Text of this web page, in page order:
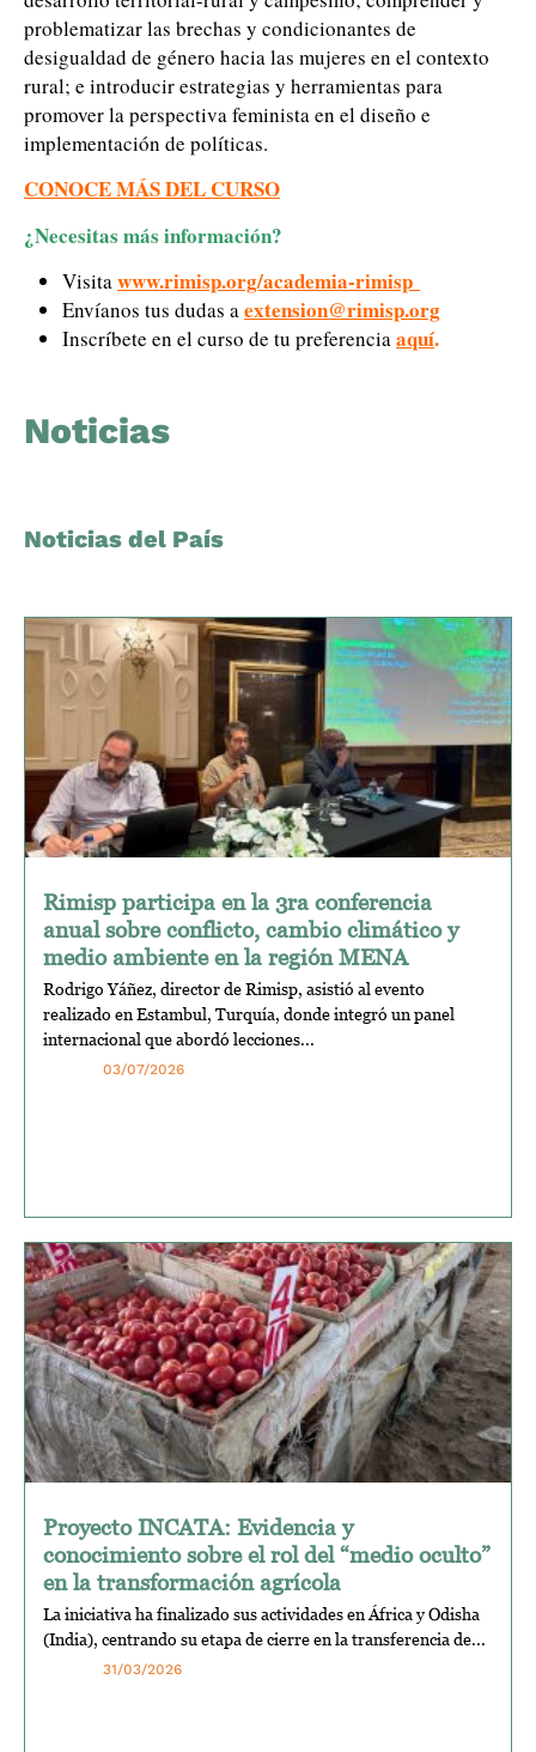
problematizar las brechas y condicionantes de
desigualdad de género hacia las mujeres en el contexto
rural; e introducir estrategias y herramientas para
promover la perspectiva feminista en el diseño e
implementación de políticas.
CONOCE MÁS DEL CURSO
¿Necesitas más información?
Visitawww.rimisp.org/academia-rimisp
Envíanos tus dudas aextension@rimisp.org
Inscríbete en el curso de tu preferenciaaquí.
Noticias
Noticias del País
Rimisp participa en la 3ra conferencia
anual sobre conflicto, cambio climático y
medio ambiente en la región MENA
Rodrigo Yáñez, director de Rimisp, asistió al evento
realizado en Estambul, Turquía, donde integró un panel
internacional que abordó lecciones...
03/07/2026
Proyecto INCATA: Evidencia y
conocimiento sobre el rol del “medio oculto”
en la transformación agrícola
La iniciativa ha finalizado sus actividades en África y Odisha
(India), centrando su etapa de cierre en la transferencia de...
31/03/2026